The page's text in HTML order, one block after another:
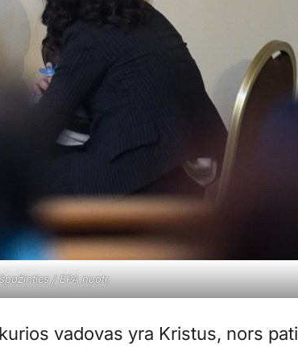
/ EPA nuotr.
vadovas yra Kristus, nors pati